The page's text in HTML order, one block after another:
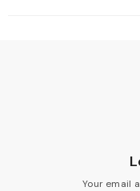
Your email